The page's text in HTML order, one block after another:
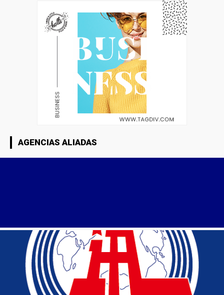
AGENCIAS ALIADAS